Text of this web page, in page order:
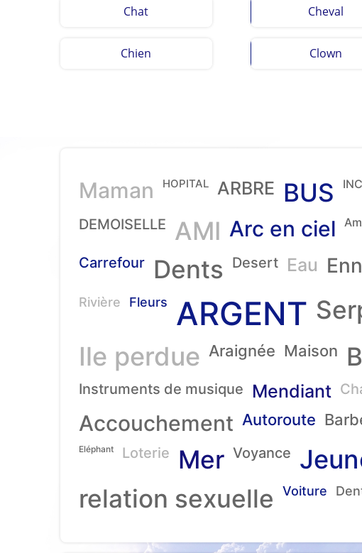
Chat Cheval
Chien Clown
Maman HOPITAL ARBRE BUS
DEMOISELLE AMI Arc en ciel
Carrefour Dents Desert Eau
Rivière Fleurs ARGENT
Ile perdue Araignée Maison
Instruments de musique Mendiant
Accouchement Autoroute
Eléphant Loterie Mer Voyance
relation sexuelle Voiture